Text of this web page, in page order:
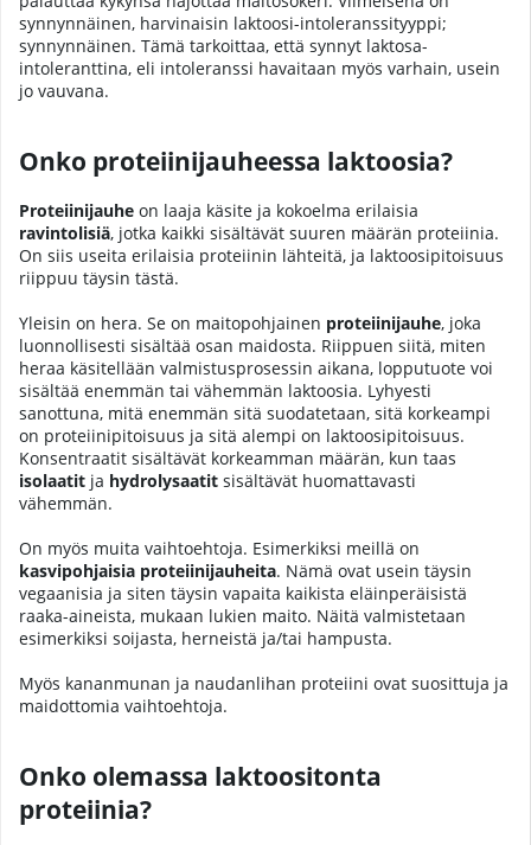
synnynnäinen, harvinaisin laktoosi-intoleranssityyppi;
synnynnäinen. Tämä tarkoittaa, että synnyt laktosa-
intoleranttina, eli intoleranssi havaitaan myös varhain, usein
jo vauvana.
Onko proteiinijauheessa laktoosia?
Proteiinijauhe on laaja käsite ja kokoelma erilaisia
ravintolisiä, jotka kaikki sisältävät suuren määrän proteiinia.
On siis useita erilaisia proteiinin lähteitä, ja laktoosipitoisuus
riippuu täysin tästä.
Yleisin on hera. Se on maitopohjainen proteiinijauhe, joka
luonnollisesti sisältää osan maidosta. Riippuen siitä, miten
heraa käsitellään valmistusprosessin aikana, lopputuote voi
sisältää enemmän tai vähemmän laktoosia. Lyhyesti
sanottuna, mitä enemmän sitä suodatetaan, sitä korkeampi
on proteiinipitoisuus ja sitä alempi on laktoosipitoisuus.
Konsentraatit sisältävät korkeamman määrän, kun taas
isolaatit ja hydrolysaatit sisältävät huomattavasti
vähemmän.
On myös muita vaihtoehtoja. Esimerkiksi meillä on
kasvipohjaisia proteiinijauheita. Nämä ovat usein täysin
vegaanisia ja siten täysin vapaita kaikista eläinperäisistä
raaka-aineista, mukaan lukien maito. Näitä valmistetaan
esimerkiksi soijasta, herneistä ja/tai hampusta.
Myös kananmunan ja naudanlihan proteiini ovat suosittuja ja
maidottomia vaihtoehtoja.
Onko olemassa laktoositonta
proteiinia?